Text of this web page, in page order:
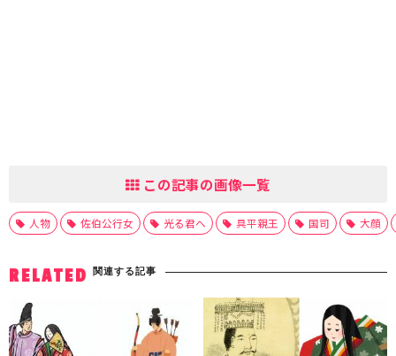
この記事の画像一覧
人物 佐伯公行女 光る君へ 具平親王 国司 大顔
RELATED 関連する記事